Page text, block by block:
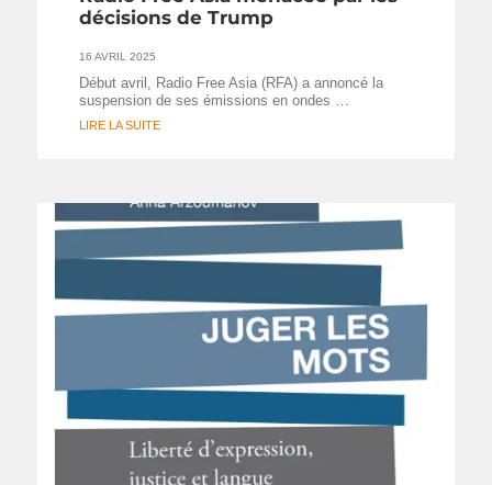
décisions de Trump
16 AVRIL 2025
Début avril, Radio Free Asia (RFA) a annoncé la
suspension de ses émissions en ondes …
LIRE LA SUITE